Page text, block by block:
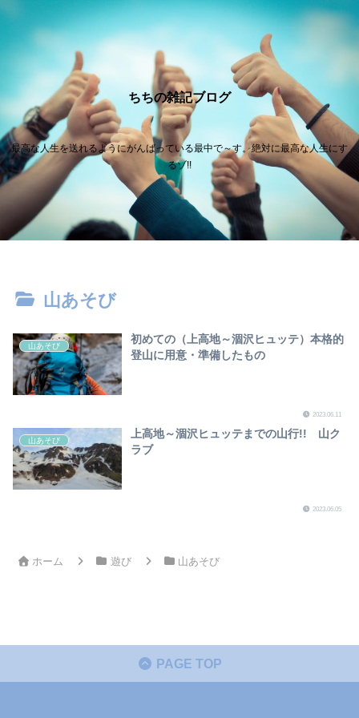
ちちの雑記ブログ
最高な人生を送れるようにがんばっている最中で～す。絶対に最高な人生にす
るゾ!!
山あそび
山あそび
初めての（上高地～涸沢ヒュッテ）本格的
登山に用意・準備したもの
2023.06.11
山あそび
上高地～涸沢ヒュッテまでの山行!! 山ク
ラブ
2023.06.05
ホーム 遊び 山あそび
PAGE TOP